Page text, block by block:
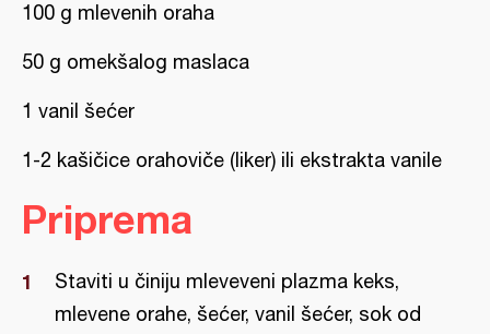
100 g mlevenih oraha
50 g omekšalog maslaca
1 vanil šećer
1-2 kašičice orahoviče (liker) ili ekstrakta vanile
Priprema
Staviti u činiju mleveveni plazma keks,
mlevene orahe, šećer, vanil šećer, sok od